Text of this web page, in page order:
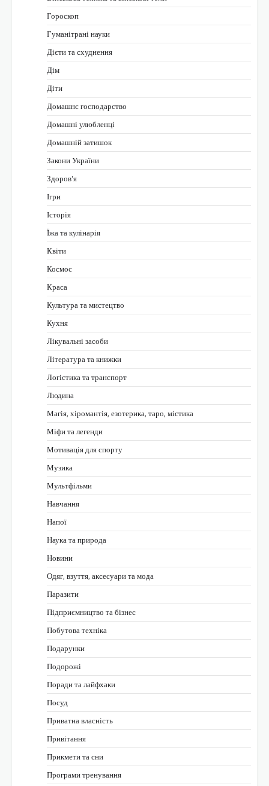
Гороскоп
Гуманітрані науки
Дієти та схуднення
Дім
Діти
Домашнє господарство
Домашні улюбленці
Домашній затишок
Закони України
Здоров'я
Ігри
Історія
Їжа та кулінарія
Квіти
Космос
Краса
Культура та мистецтво
Кухня
Лікувальні засоби
Література та книжки
Логістика та транспорт
Людина
Магія, хіромантія, езотерика, таро, містика
Міфи та легенди
Мотивація для спорту
Музика
Мультфільми
Навчання
Напої
Наука та природа
Новини
Одяг, взуття, аксесуари та мода
Паразити
Підприємництво та бізнес
Побутова техніка
Подарунки
Подорожі
Поради та лайфхаки
Посуд
Приватна власність
Привітання
Прикмети та сни
Програми тренування